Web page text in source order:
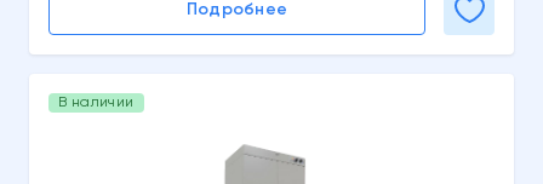
Подробнее
В наличии